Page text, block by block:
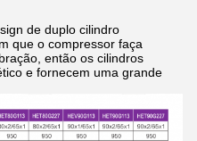
de duplo cilindro
que o compressor faça
então os cilindros
e fornecem uma grande